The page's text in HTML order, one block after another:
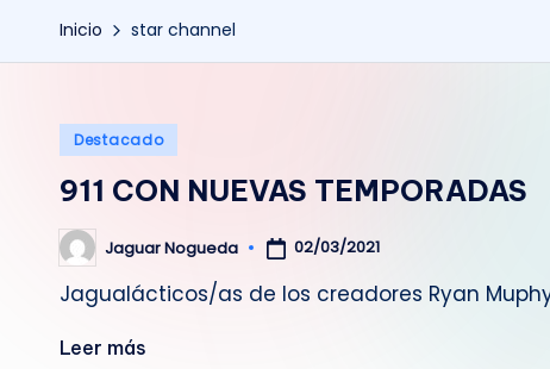
Inicio star channel
Publicado
Destacado
911 CON NUEVAS TEMPORADAS
Publicado
por
Jaguar Nogueda 02/03/2021
Jagualácticos/as de los creadores Ryan
Leer más